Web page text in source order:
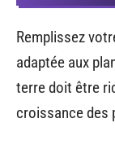
Remplissez
adaptée aux
terre doit être
croissance des